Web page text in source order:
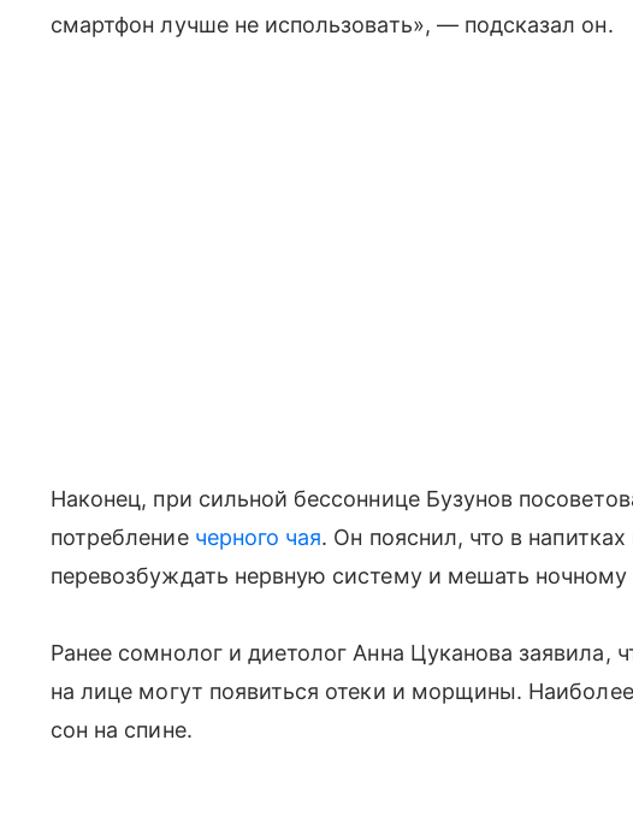
смартфон лучше не использовать», — подсказал он.
Наконец, при сильной бессоннице Бузунов
потребление черного чая. Он пояснил, что в
перевозбуждать нервную систему и мешать ночному
Ранее сомнолог и диетолог Анна Цуканова заявила,
на лице могут появиться отеки и морщины.
сон на спине.